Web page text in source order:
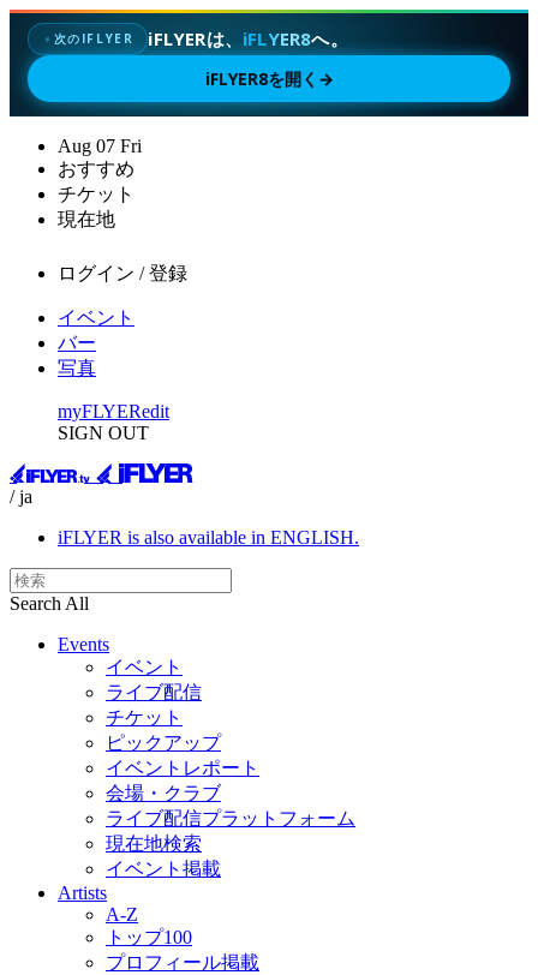
✦ 次のIFLYER iFLYERは、 iFLYER8へ。
iFLYER8を開く →
Aug 07 Fri
おすすめ
チケット
現在地
ログイン / 登録
イベント
バー
写真
myFLYERedit
SIGN OUT
/ ja
iFLYER is also available in ENGLISH.
Search All
Events
イベント
ライブ配信
チケット
ピックアップ
イベントレポート
会場・クラブ
ライブ配信プラットフォーム
現在地検索
イベント掲載
Artists
A-Z
トップ100
プロフィール掲載